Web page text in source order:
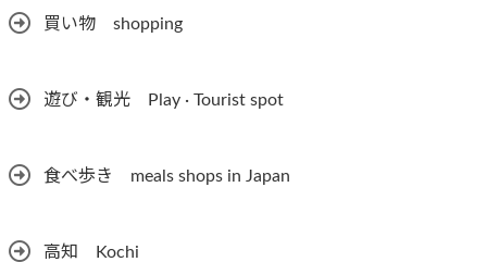
買い物 shopping
遊び・観光 Play · Tourist spot
食べ歩き meals shops in Japan
高知 Kochi